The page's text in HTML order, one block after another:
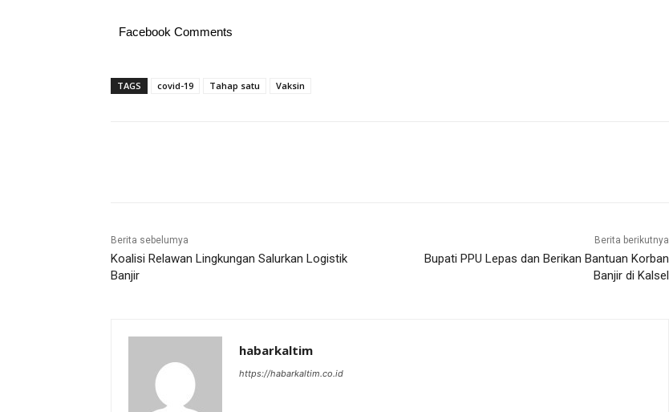
Facebook Comments
TAGS covid-19 Tahap satu Vaksin
Berita sebelumya
Koalisi Relawan Lingkungan Salurkan Logistik
Banjir
Berita berikutnya
Bupati PPU Lepas dan Berikan Bantuan Korban
Banjir di Kalsel
habarkaltim
https://habarkaltim.co.id